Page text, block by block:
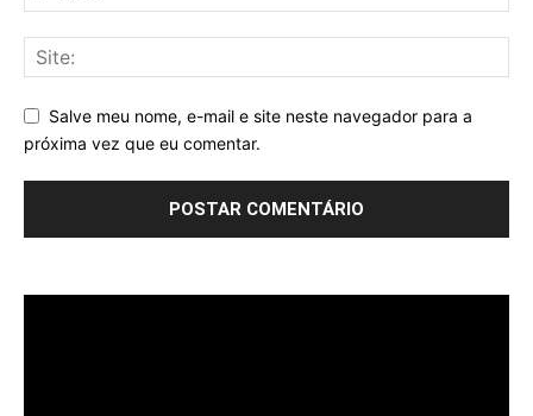
Salve meu nome, e-mail e site neste navegador para a
próxima vez que eu comentar.